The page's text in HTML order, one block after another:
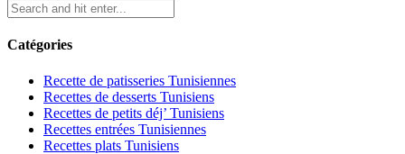
Catégories
Recette de patisseries Tunisiennes
Recettes de desserts Tunisiens
Recettes de petits déj’ Tunisiens
Recettes entrées Tunisiennes
Recettes plats Tunisiens